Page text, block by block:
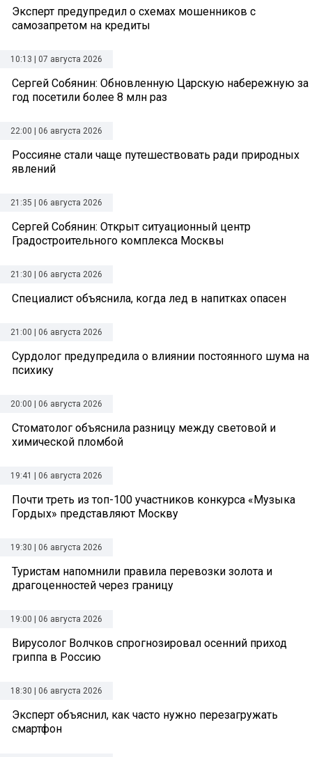
Эксперт предупредил о схемах мошенников с
самозапретом на кредиты
10:13 | 07 августа 2026
Сергей Собянин: Обновленную Царскую набережную за
год посетили более 8 млн раз
22:00 | 06 августа 2026
Россияне стали чаще путешествовать ради природных
явлений
21:35 | 06 августа 2026
Сергей Собянин: Открыт ситуационный центр
Градостроительного комплекса Москвы
21:30 | 06 августа 2026
Специалист объяснила, когда лед в напитках опасен
21:00 | 06 августа 2026
Сурдолог предупредила о влиянии постоянного шума на
психику
20:00 | 06 августа 2026
Стоматолог объяснила разницу между световой и
химической пломбой
19:41 | 06 августа 2026
Почти треть из топ-100 участников конкурса «Музыка
Гордых» представляют Москву
19:30 | 06 августа 2026
Туристам напомнили правила перевозки золота и
драгоценностей через границу
19:00 | 06 августа 2026
Вирусолог Волчков спрогнозировал осенний приход
гриппа в Россию
18:30 | 06 августа 2026
Эксперт объяснил, как часто нужно перезагружать
смартфон